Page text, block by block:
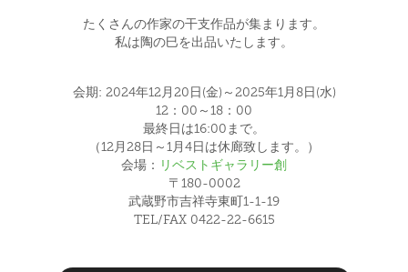
たくさんの作家の干支作品が集まります。
私は陶の巳を出品いたします。
会期: 2024年12月20日(金)～2025年1月8日(水)
12：00～18：00
最終日は16:00まで。
（12月28日～1月4日は休廊致します。）
会場： リベストギャラリー創
〒180-0002
武蔵野市吉祥寺東町1-1-19
TEL/FAX 0422-22-6615